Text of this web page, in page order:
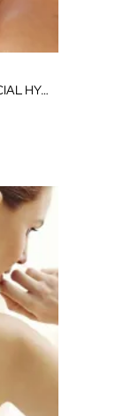
E-ONA ESSENTIAL PROFESSIONAL FACIAL HYGIENE